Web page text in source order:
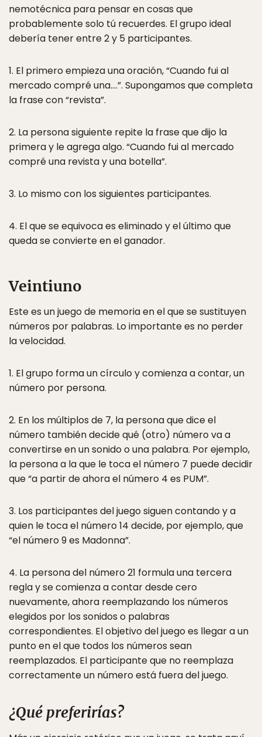
nemotécnica para pensar en cosas que
probablemente solo tú recuerdes. El grupo ideal
debería tener entre 2 y 5 participantes.
1. El primero empieza una oración, “Cuando fui al
mercado compré una….”. Supongamos que completa
la frase con “revista”.
2. La persona siguiente repite la frase que dijo la
primera y le agrega algo. “Cuando fui al mercado
compré una revista y una botella”.
3. Lo mismo con los siguientes participantes.
4. El que se equivoca es eliminado y el último que
queda se convierte en el ganador.
Veintiuno
Este es un juego de memoria en el que se sustituyen
números por palabras. Lo importante es no perder
la velocidad.
1. El grupo forma un círculo y comienza a contar, un
número por persona.
2. En los múltiplos de 7, la persona que dice el
número también decide qué (otro) número va a
convertirse en un sonido o una palabra. Por ejemplo,
la persona a la que le toca el número 7 puede decidir
que “a partir de ahora el número 4 es PUM”.
3. Los participantes del juego siguen contando y a
quien le toca el número 14 decide, por ejemplo, que
“el número 9 es Madonna”.
4. La persona del número 21 formula una tercera
regla y se comienza a contar desde cero
nuevamente, ahora reemplazando los números
elegidos por los sonidos o palabras
correspondientes. El objetivo del juego es llegar a un
punto en el que todos los números sean
reemplazados. El participante que no reemplaza
correctamente un número está fuera del juego.
¿Qué preferirías?